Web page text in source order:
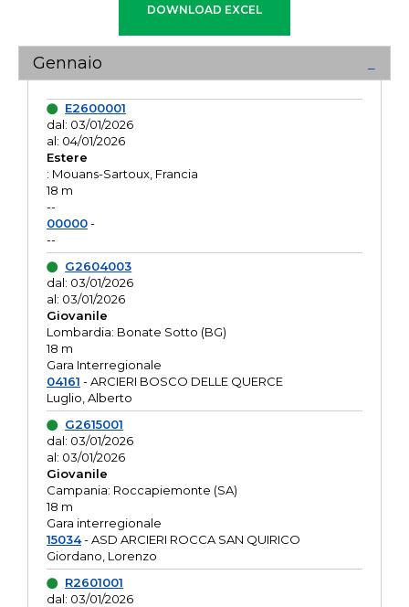
Gennaio
E2600001
dal: 03/01/2026
al: 04/01/2026
Estere
: Mouans-Sartoux, Francia
18 m
--
00000-
--
G2604003
dal: 03/01/2026
al: 03/01/2026
Giovanile
Lombardia: Bonate Sotto (BG)
18 m
Gara Interregionale
04161 - ARCIERI BOSCO DELLE QUERCE
Luglio, Alberto
G2615001
dal: 03/01/2026
al: 03/01/2026
Giovanile
Campania: Roccapiemonte (SA)
18 m
Gara interregionale
15034- ASD ARCIERI ROCCA SAN QUIRICO
Giordano, Lorenzo
R2601001
dal: 03/01/2026